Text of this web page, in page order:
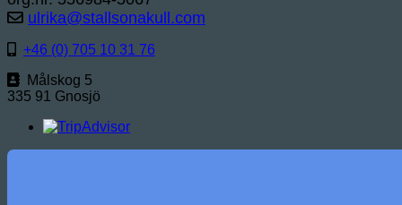
ulrika@stallsonakull.com
+46 (0) 705 10 31 76
Målskog 5
335 91 Gnosjö